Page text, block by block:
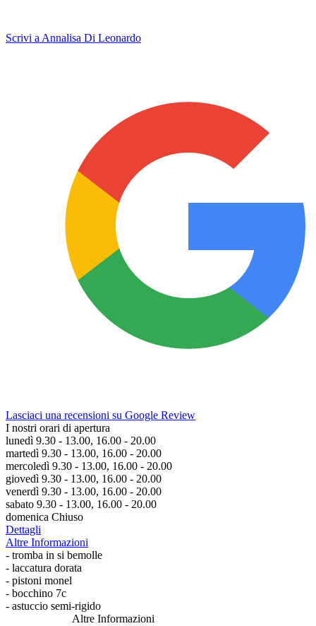
Scrivi a Annalisa Di Leonardo
Lasciaci una recensioni su Google Review
I nostri orari di apertura
lunedì 9.30 - 13.00, 16.00 - 20.00
martedì 9.30 - 13.00, 16.00 - 20.00
mercoledì 9.30 - 13.00, 16.00 - 20.00
giovedì 9.30 - 13.00, 16.00 - 20.00
venerdì 9.30 - 13.00, 16.00 - 20.00
sabato 9.30 - 13.00, 16.00 - 20.00
domenica Chiuso
Dettagli
Altre Informazioni
- tromba in si bemolle
- laccatura dorata
- pistoni monel
- bocchino 7c
- astuccio semi-rigido
Altre Informazioni